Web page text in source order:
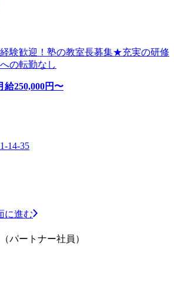
経験歓迎！塾の教室長募集★充実の研修
の転勤なし
給250,000円〜
14-35
に進む
パートナー社員）